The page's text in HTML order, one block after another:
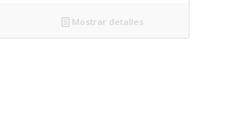
Mostrar detalles